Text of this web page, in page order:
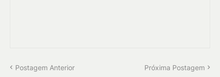
Postagem Anterior Próxima Postagem